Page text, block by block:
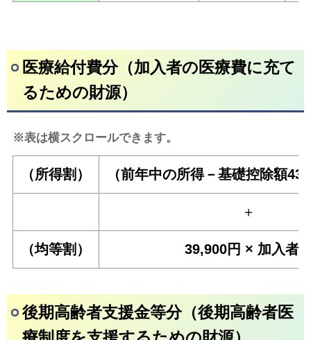
医療給付費分（加入者の医療費に充て
るための財源）
※表は横スクロールできます。
（所得割） （前年中の所得－基礎控除額43
＋
（均等割） 39,900円 × 加入者
後期高齢者支援金等分（後期高齢者医